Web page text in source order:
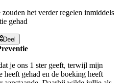
het verder regelen inmiddels
gehad
Deel
je ons 1 ster geeft, terwijl mijn
heeft gehad en de boeking heeft